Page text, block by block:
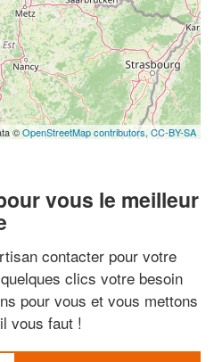
©OpenStreetMap contributors, CC-BY-SA
vous le meilleur
contacter pour votre
clics votre besoin
pour vous et vous mettons
vous faut !